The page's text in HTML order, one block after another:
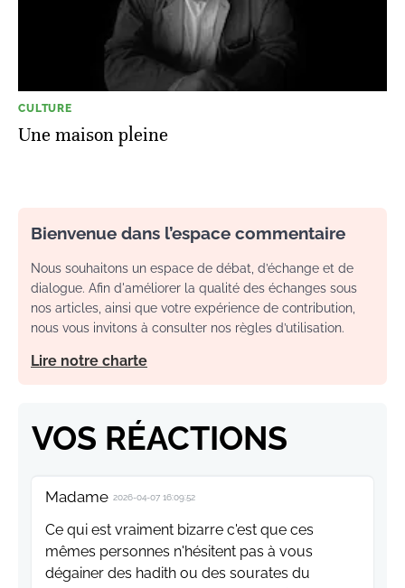
CULTURE
Une maison pleine
Bienvenue dans l’espace commentaire
Nous souhaitons un espace de débat, d’échange et de
dialogue. Afin d'améliorer la qualité des échanges sous
nos articles, ainsi que votre expérience de contribution,
nous vous invitons à consulter nos règles d’utilisation.
Lire notre charte
VOS RÉACTIONS
Madame 2026-04-07 16:09:52
Ce qui est vraiment bizarre c'est que ces
mêmes personnes n'hésitent pas à vous
dégainer des hadith ou des sourates du